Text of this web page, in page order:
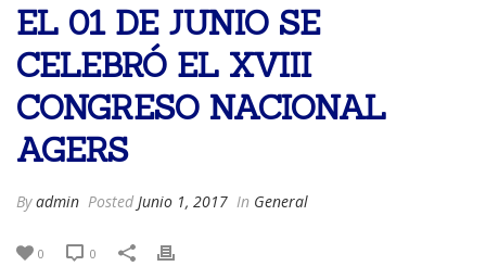
EL 01 DE JUNIO SE
CELEBRÓ EL XVIII
CONGRESO NACIONAL
AGERS
Byadmin Posted Junio 1, 2017 In General
0 0